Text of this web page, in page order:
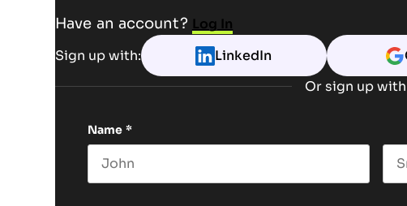
Have an account? Log In
Sign up with: LinkedIn
Or sign up
Name *